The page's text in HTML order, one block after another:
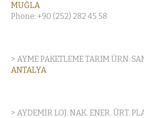
MUĞLA
Phone: +90 (252) 282 45 58
> AYME PAKETLEME TARIM ÜRN.
ANTALYA
> AYDEMİR LOJ. NAK. ENER. ÜRT.